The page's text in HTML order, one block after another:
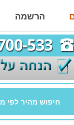
הרשמה
חיפוש מהיר לפי